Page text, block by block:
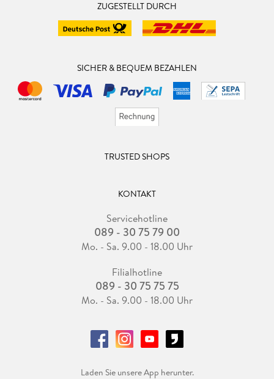
ZUGESTELLT DURCH
SICHER & BEQUEM BEZAHLEN
TRUSTED SHOPS
KONTAKT
Servicehotline
089 - 30 75 79 00
Mo. - Sa. 9.00 - 18.00 Uhr
Filialhotline
089 - 30 75 75 75
Mo. - Sa. 9.00 - 18.00 Uhr
Laden Sie unsere App herunter.